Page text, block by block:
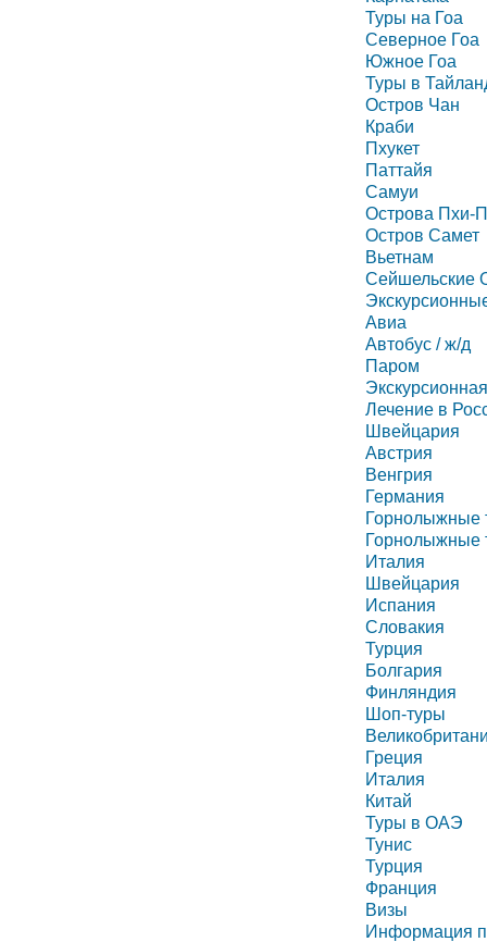
Туры на Гоа
Северное Гоа
Южное Гоа
Туры в
Остров Чан
Краби
Пхукет
Паттайя
Самуи
Острова Пхи-
Остров Самет
Вьетнам
Сейшельские
Авиа
Автобус / ж/д
Паром
Лечение в
Швейцария
Австрия
Венгрия
Германия
Горнолыжные
Горнолыжные
Италия
Швейцария
Испания
Словакия
Турция
Болгария
Финляндия
Шоп-туры
Греция
Италия
Китай
Туры в ОАЭ
Тунис
Турция
Франция
Визы
Информация